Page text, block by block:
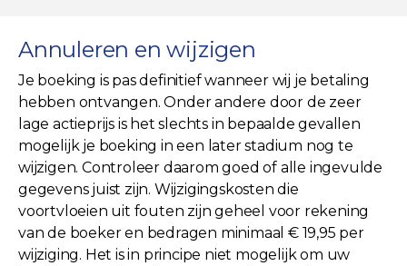
Annuleren en wijzigen
Je boeking is pas definitief wanneer wij je betaling
hebben ontvangen. Onder andere door de zeer
lage actieprijs is het slechts in bepaalde gevallen
mogelijk je boeking in een later stadium nog te
wijzigen. Controleer daarom goed of alle ingevulde
gegevens juist zijn. Wijzigingskosten die
voortvloeien uit fouten zijn geheel voor rekening
van de boeker en bedragen minimaal € 19,95 per
wijziging. Het is in principe niet mogelijk om uw